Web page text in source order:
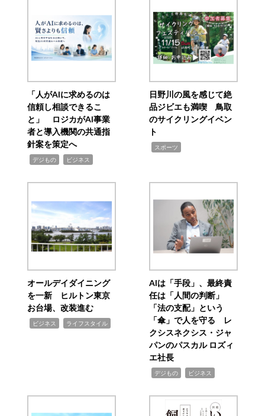
「人がAIに求めるのは
信頼し相談できるこ
と」 ロジカがAI事業
者と導入機関の共通指
針案を策定へ
デジもの ビジネス
日野川の風を感じて絶
品ジビエも満喫 鳥取
のサイクリングイベン
ト
スポーツ
オールデイダイニング
を一新 ヒルトン東京
お台場、改装進む
ビジネス ライフスタイル
AIは「手段」、最終責
任は「人間の判断」
「法の支配」という
「傘」で人を守る レ
クシスネクシス・ジャ
パンのパスカル ロズィ
エ社長
デジもの ビジネス